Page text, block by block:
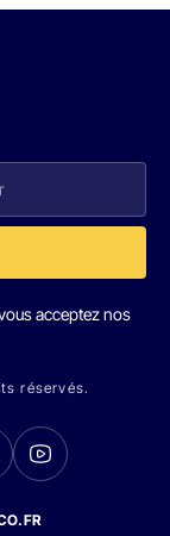
acceptez nos
réservés.